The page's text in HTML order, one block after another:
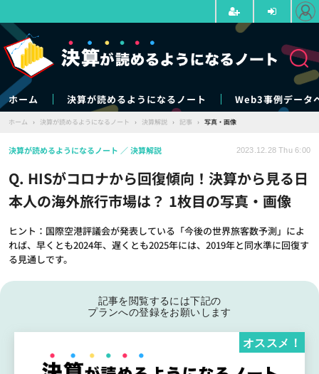
ホーム 決算が読めるようになるノート Web3事例データ
ホーム › 決算が読めるようになるノート › 決算解説 › 記事 › 写真・画像
Q. HISがコロナから回復傾向！決算から見る日
本人の海外旅行市場は？ 1枚目の写真・画像
ヒント：国際空港評議会が発表している「今後の世界旅客数予測」によ
れば、早くとも2024年、遅くとも2025年には、2019年と同水準に回復す
る見通しです。
決算が読めるようになるノート 決算解説 2023.12.28 Thu 6:00
記事を閲覧するには下記の
プランへの登録をお願いします
オススメ！